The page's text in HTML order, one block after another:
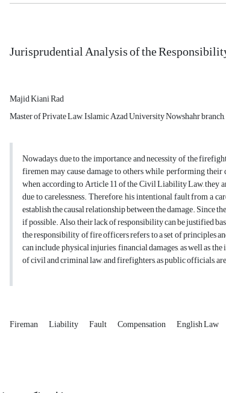
Jurisprudential Analysis of the
Majid Kiani Rad
Master of Private Law, Islamic Azad University Nowshahr
Nowadays, due to the importance and necessity of the
firemen may cause damage to others while performing
when, according to Article 11 of the Civil Liability Law, they
due to carelessness. Therefore, his intentional fault from a
establish the causal relationship between the damage. Since
if possible. Also, their lack of responsibility can be justified
the responsibility of fire officers refers to a set of principles
can include physical injuries, financial damages, as well as
of civil and criminal law, and firefighters, as public officials,
Fireman Liability Fault Compensation English Law